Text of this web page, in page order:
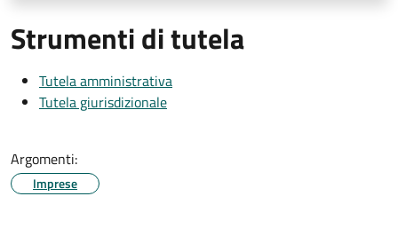
Strumenti di tutela
Tutela amministrativa
Tutela giurisdizionale
Argomenti:
Imprese